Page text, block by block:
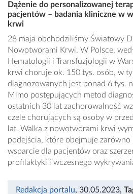
Dążenie do personalizowanej
pacjentów – badania kliniczne w
krwi
28 maja obchodziliśmy Światowy
Nowotworami Krwi. W Polsce,
Hematologii i Transfuzjologii w
krwi choruje ok. 150 tys. osób, w
diagnozowanych jest ponad 6 tys.
Mimo postępujących metod
ostatnich 30 lat zachorowalność
czele chorujących są osoby w
lat. Walka z nowotworami krwi
podejścia, które obejmuje zarówno
wsparcie dla pacjentów oraz
profilaktyki i wczesnego
Redakcja portalu, 30.05.2023,